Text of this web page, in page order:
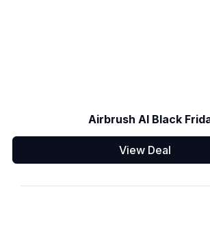
Airbrush AI Black
View Deal